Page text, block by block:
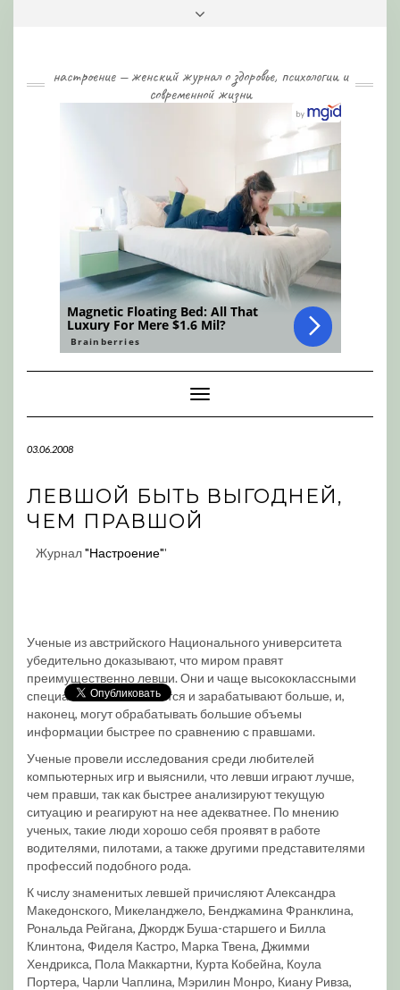
настроение — женский журнал о здоровье, психологии и
современной жизни
Toggle
Navigation
03.06.2008
ЛЕВШОЙ БЫТЬ ВЫГОДНЕЙ,
ЧЕМ ПРАВШОЙ
Журнал"Настроение"'
Ученые из австрийского Национального университета
убедительно доказывают, что миром правят
преимущественно левши. Они и чаще высококлассными
специалистами становятся и зарабатывают больше, и,
наконец, могут обрабатывать большие объемы
информации быстрее по сравнению с правшами.
Ученые провели исследования среди любителей
компьютерных игр и выяснили, что левши играют лучше,
чем правши, так как быстрее анализируют текущую
ситуацию и реагируют на нее адекватнее. По мнению
ученых, такие люди хорошо себя проявят в работе
водителями, пилотами, а также другими представителями
профессий подобного рода.
К числу знаменитых левшей причисляют Александра
Македонского, Микеланджело, Бенджамина Франклина,
Рональда Рейгана, Джордж Буша-старшего и Билла
Клинтона, Фиделя Кастро, Марка Твена, Джимми
Хендрикса, Пола Маккартни, Курта Кобейна, Коула
Портера, Чарли Чаплина, Мэрилин Монро, Киану Ривза,